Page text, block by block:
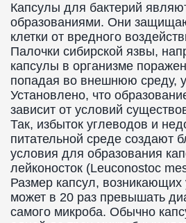
Капсулы для бактерий
образованиями. Они
клетки от вредного
Палочки сибирской язвы,
капсулы в организме
попадая во внешнюю среду,
Установлено, что
зависит от условий
Так, избыток углеводов и
питательной среде создают
условия для образования
лейконосток (Leuconostoc
Размер капсул, возникающих
может в 20 раз превышать
самого микроба. Обычно